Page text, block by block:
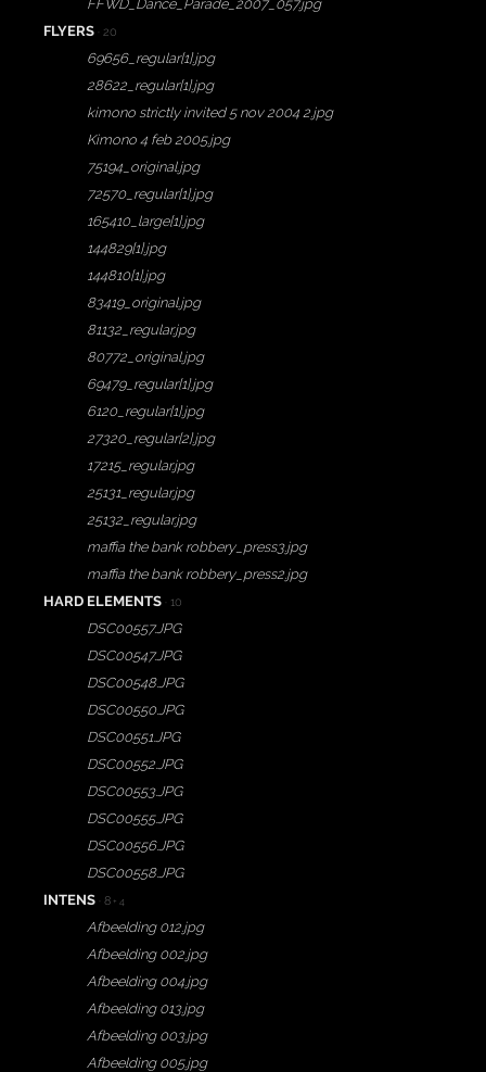
FFWD_Dance_Parade_2007_057.jpg
FLYERS
· 20
69656_regular[1].jpg
28622_regular[1].jpg
kimono strictly invited 5 nov 2004 2.jpg
Kimono 4 feb 2005.jpg
75194_original.jpg
72570_regular[1].jpg
165410_large[1].jpg
144829[1].jpg
144810[1].jpg
83419_original.jpg
81132_regular.jpg
80772_original.jpg
69479_regular[1].jpg
6120_regular[1].jpg
27320_regular[2].jpg
17215_regular.jpg
25131_regular.jpg
25132_regular.jpg
maffia the bank robbery_press3.jpg
maffia the bank robbery_press2.jpg
HARD ELEMENTS
· 10
DSC00557.JPG
DSC00547.JPG
DSC00548.JPG
DSC00550.JPG
DSC00551.JPG
DSC00552.JPG
DSC00553.JPG
DSC00555.JPG
DSC00556.JPG
DSC00558.JPG
INTENS
· 8 + 4
Afbeelding 012.jpg
Afbeelding 002.jpg
Afbeelding 004.jpg
Afbeelding 013.jpg
Afbeelding 003.jpg
Afbeelding 005.jpg